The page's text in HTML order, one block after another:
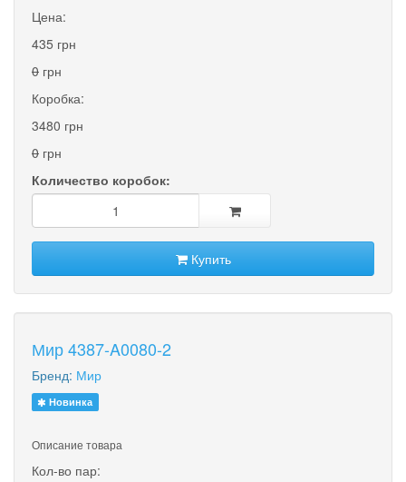
Цена:
435 грн
0 грн
Коробка:
3480 грн
0 грн
Количество коробок:
Купить
Мир 4387-A0080-2
Бренд: Мир
Новинка
Описание товара
Кол-во пар: